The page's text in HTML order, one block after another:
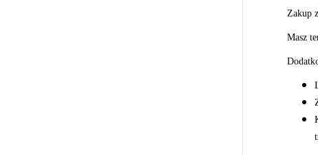
Zakup
Masz